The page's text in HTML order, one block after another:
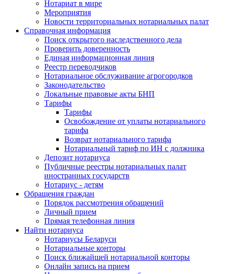
Нотариат в мире
Мероприятия
Новости территориальных нотариальных палат
Справочная информация
Поиск открытого наследственного дела
Проверить доверенность
Единая информационная линия
Реестр переводчиков
Нотариальное обслуживание агрогородков
Законодательство
Локальные правовые акты БНП
Тарифы
Тарифы
Освобождение от уплаты нотариального
тарифа
Возврат нотариального тарифа
Нотариальный тариф по ИН с должника
Депозит нотариуса
Публичные реестры нотариальных палат
иностранных государств
Нотариус - детям
Обращения граждан
Порядок рассмотрения обращений
Личный прием
Прямая телефонная линия
Найти нотариуса
Нотариусы Беларуси
Нотариальные конторы
Поиск ближайшей нотариальной конторы
Онлайн запись на прием